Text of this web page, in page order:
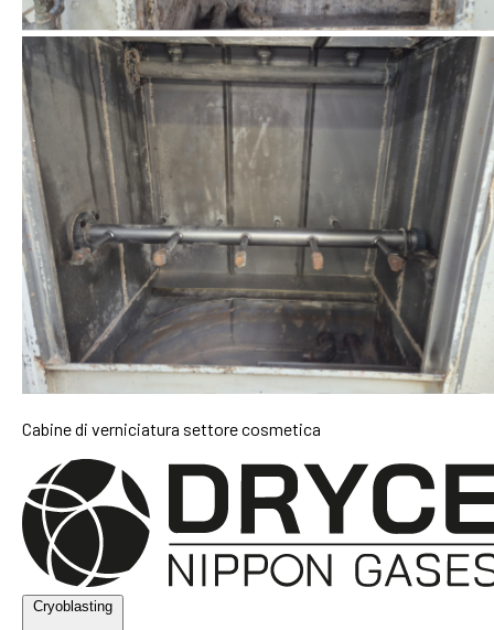
Cabine di verniciatura settore cosmetica
Cryoblasting